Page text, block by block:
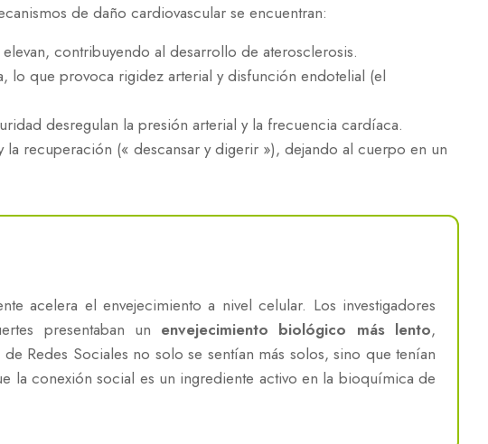
de daño cardiovascular se encuentran:
contribuyendo al desarrollo de aterosclerosis.
lo que provoca rigidez arterial y disfunción endotelial (el
desregulan la presión arterial y la frecuencia cardíaca.
recuperación (« descansar y digerir »), dejando al cuerpo en un
acelera el envejecimiento a nivel celular. Los investigadores
presentaban un envejecimiento biológico más lento,
Redes Sociales no solo se sentían más solos, sino que tenían
la conexión social es un ingrediente activo en la bioquímica de